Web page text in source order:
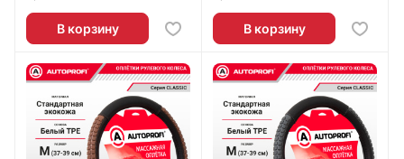
В корзину В корзину